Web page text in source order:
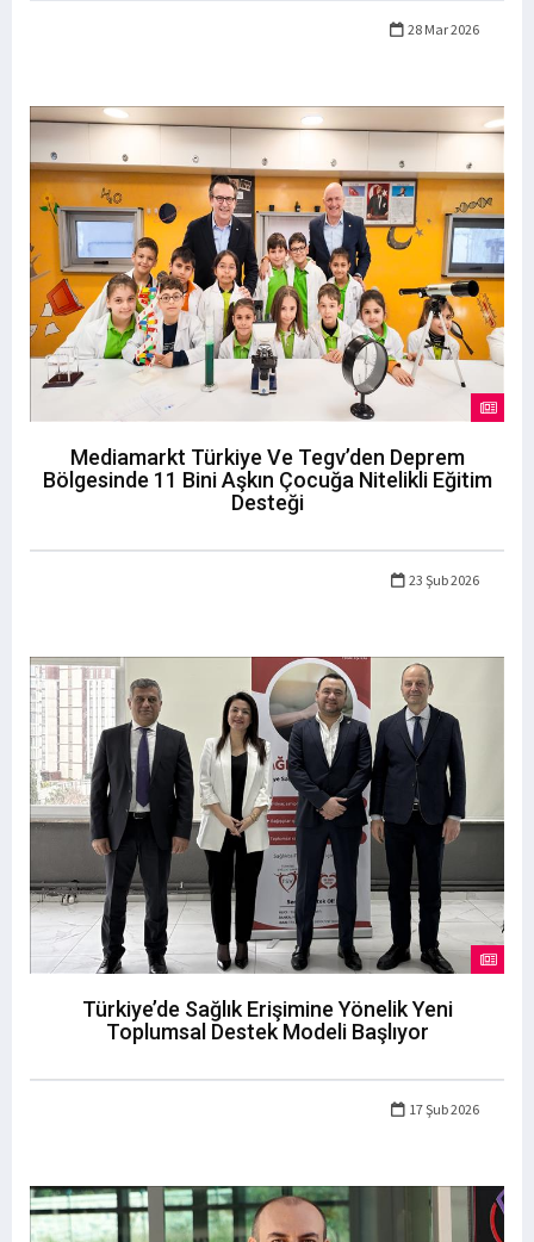
28 Mar 2026
Mediamarkt Türkiye Ve Tegv’den Deprem
Bölgesinde 11 Bini Aşkın Çocuğa Nitelikli Eğitim
Desteği
23 Şub 2026
Türkiye’de Sağlık Erişimine Yönelik Yeni
Toplumsal Destek Modeli Başlıyor
17 Şub 2026